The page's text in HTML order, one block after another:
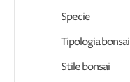
Specie
Tipologia bonsai
Stile bonsai